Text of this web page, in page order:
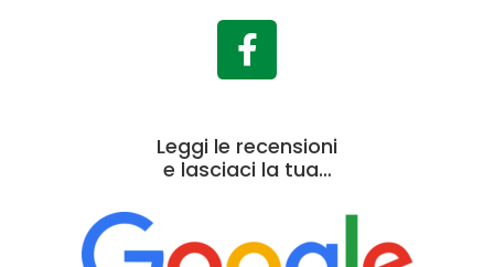
Leggi le recensioni
e lasciaci la tua…